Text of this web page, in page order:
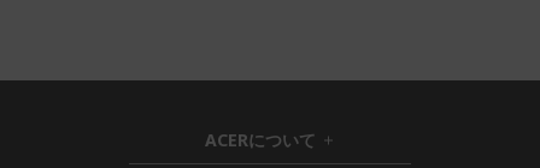
ACERについて h